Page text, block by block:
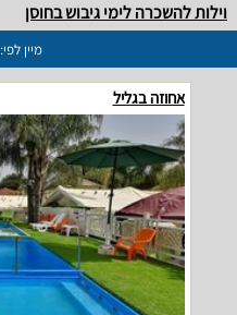
וילות להשכרה לימי גיבוש בחוסן
מיין לפי:
אחוזה בגליל